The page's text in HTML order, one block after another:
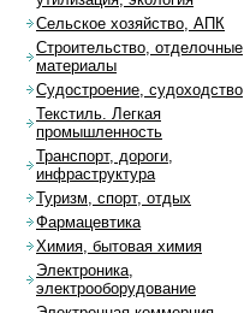
Сельское хозяйство, АПК
Строительство, отделочные
материалы
Судостроение, судоходство
Текстиль. Легкая
промышленность
Транспорт, дороги,
инфраструктура
Туризм, спорт, отдых
Фармацевтика
Химия, бытовая химия
Электроника,
электрооборудование